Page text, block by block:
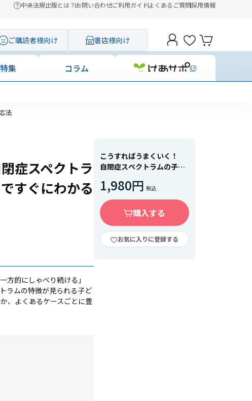
中央法規出版とは？お問い合わせご利用ガイドよくあるご質問採用情報
ご購読者様向け 書店様向け
集 コラム
法
症スペクトラ
すぐにわかる
方的にしゃべり続ける」
ラムの特徴が見られる子ど
、よくあるケースごとに豊
こうすればうまくいく！
自閉症スペクトラムの子ど
にわかる対応法
1,980円
購入する
お気に入りに登録する